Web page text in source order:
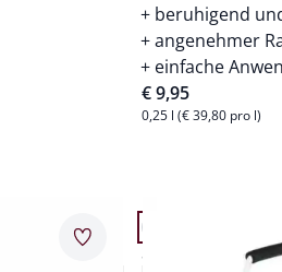
beruhigend
angenehmer
einfache
€ 9,95
0,25 l (€ 39,80 pro l)
Merkzettel
Artikel 15 von 24.